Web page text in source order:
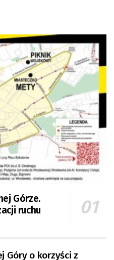
Górze.
ruchu
Góry o korzyści z